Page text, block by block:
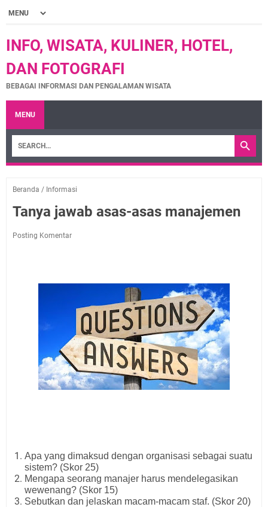
INFO, WISATA, KULINER, HOTEL,
DAN FOTOGRAFI
BEBAGAI INFORMASI DAN PENGALAMAN WISATA
MENU
Beranda / Informasi
Tanya jawab asas-asas manajemen
Posting Komentar
Apa yang dimaksud dengan organisasi sebagai suatu
sistem? (Skor 25)
Mengapa seorang manajer harus mendelegasikan
wewenang? (Skor 15)
Sebutkan dan jelaskan macam-macam staf. (Skor 20)